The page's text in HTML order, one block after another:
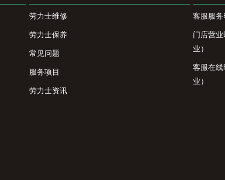
劳力士维修
劳力士保养
常见问题
服务项目
劳力士资讯
客服服务
门店营
业）
客服在
业）